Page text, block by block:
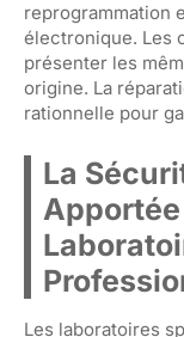
reprogrammation
électronique. Les
présenter les
origine. La
rationnelle pour
La
Apportée
Les laboratoires